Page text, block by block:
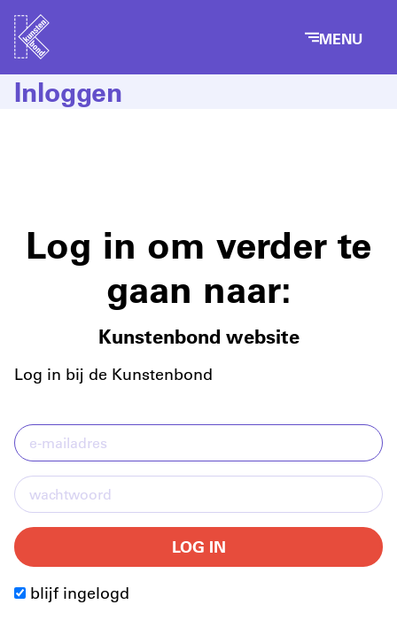
MENU
Inloggen
Log in om verder te
gaan naar:
Kunstenbond website
Log in bij de Kunstenbond
LOG IN
blijf ingelogd